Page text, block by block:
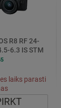
R8 RF 24-
6.3 IS STM
laiks parasti